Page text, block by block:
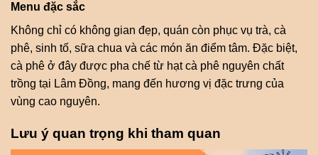
Menu đặc sắc
Không chỉ có không gian đẹp, quán còn phục vụ trà, cà
phê, sinh tố, sữa chua và các món ăn điểm tâm. Đặc biệt,
cà phê ở đây được pha chế từ hạt cà phê nguyên chất
trồng tại Lâm Đồng, mang đến hương vị đặc trưng của
vùng cao nguyên.
Lưu ý quan trọng khi tham quan